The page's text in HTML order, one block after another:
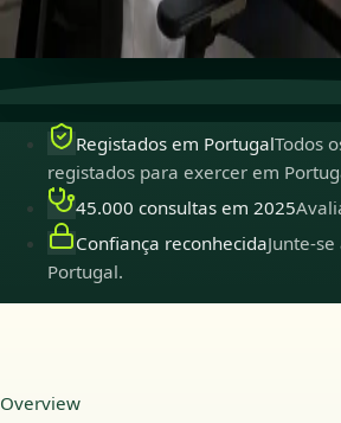
Consultas segurasPrivadas,
Registados em PortugalTodos
registados para exercer em
45.000 consultas em 2025
Confiança reconhecidaJunte-
Portugal.
Overview